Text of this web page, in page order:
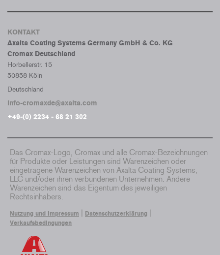
KONTAKT
Axalta Coating Systems Germany GmbH & Co. KG
Cromax Deutschland
Horbellerstr. 15
50858 Köln
Deutschland
info-cromaxde@axalta.com
+49-(0) 2234 - 68 21 302
Das Cromax-Logo, Cromax und alle Cromax-Bezeichnungen
für Produkte oder Leistungen sind Warenzeichen oder
eingetragene Warenzeichen von Axalta Coating Systems,
LLC und/oder ihren verbundenen Unternehmen. Andere
Warenzeichen sind das Eigentum des jeweiligen
Rechtsinhabers.
Nutzung und Impressum Datenschutzerklärung
Verkaufsbedingungen